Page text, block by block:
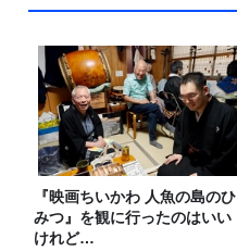
『映画ちいかわ 人魚の島のひ
みつ』を観に行ったのはいい
けれど…